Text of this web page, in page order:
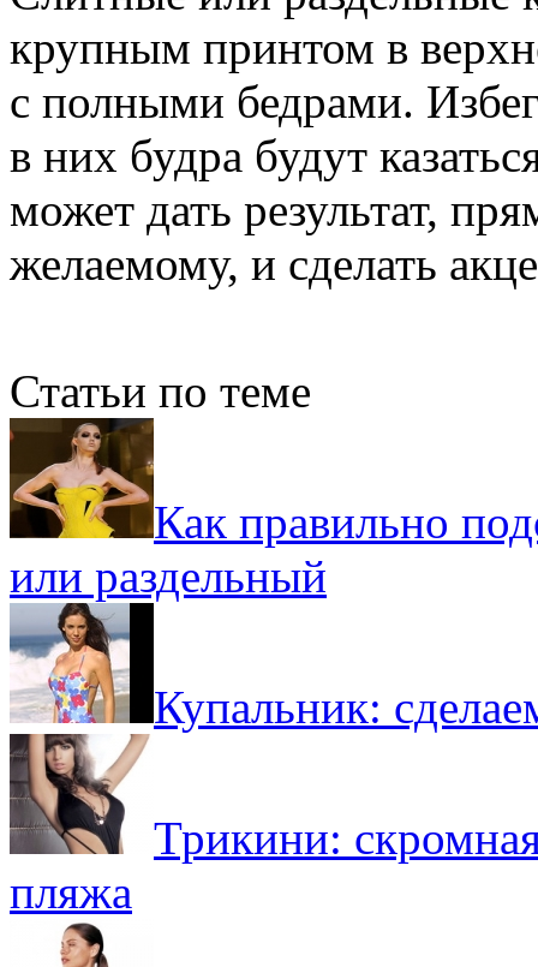
крупным принтом в
с полными бедрами.
в них будра будут
может дать результат,
желаемому, и сделать
Статьи по теме
Как правильно
или раздельный
Купальник:
Трикини:
пляжа